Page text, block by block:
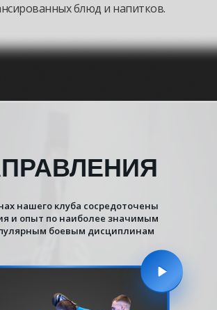
блюд и напитков.
нашего клуба сосредоточены
и опыт по наиболее значимым
боевым дисциплинам